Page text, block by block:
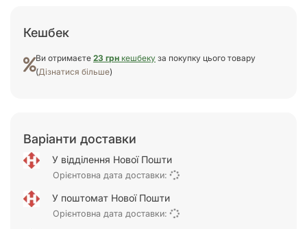
Кешбек
Ви отримаєте 23 грн кешбеку за покупку цього товару
(Дізнатися більше)
Варіанти доставки
У відділення Нової Пошти
Орієнтовна дата доставки:
У поштомат Нової Пошти
Орієнтовна дата доставки: